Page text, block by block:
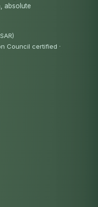
absolute
Council certified ·